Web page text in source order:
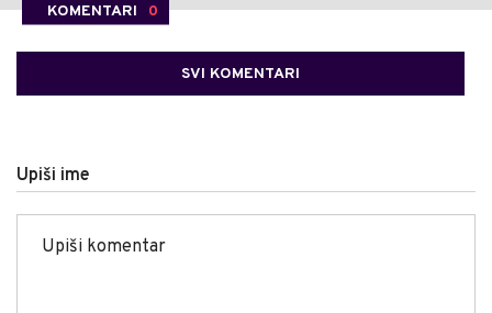
KOMENTARI 0
SVI KOMENTARI
Upiši ime